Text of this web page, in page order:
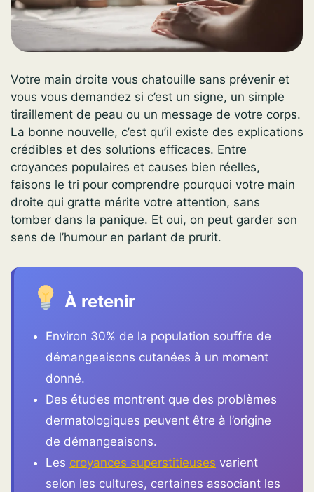
Votre main droite vous chatouille sans prévenir et
vous vous demandez si c’est un signe, un simple
tiraillement de peau ou un message de votre corps.
La bonne nouvelle, c’est qu’il existe des explications
crédibles et des solutions efficaces. Entre
croyances populaires et causes bien réelles,
faisons le tri pour comprendre pourquoi votre main
droite qui gratte mérite votre attention, sans
tomber dans la panique. Et oui, on peut garder son
sens de l’humour en parlant de prurit.
À retenir
Environ 30% de la population souffre de
démangeaisons cutanées à un moment
donné.
Des études montrent que des problèmes
dermatologiques peuvent être à l’origine
de démangeaisons.
Les croyances superstitieuses varient
selon les cultures, certaines associant les